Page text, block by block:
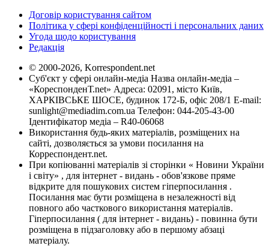
Договір користування сайтом
Політика у сфері конфіденційності і персональних даних
Угода щодо користування
Редакція
© 2000-2026, Korrespondent.net
Суб'єкт у сфері онлайн-медіа Назва онлайн-медіа –
«КореспонденТ.net» Адреса: 02091, місто Київ,
ХАРКІВСЬКЕ ШОСЕ, будинок 172-Б, офіс 208/1 E-mail:
sunlight@mediadim.com.ua Телефон: 044-205-43-00
Ідентифікатор медіа – R40-06068
Використання будь-яких матеріалів, розміщених на
сайті, дозволяється за умови посилання на
Корреспондент.net.
При копіюванні матеріалів зі сторінки « Новини України
і світу» , для інтернет - видань - обов'язкове пряме
відкрите для пошукових систем гіперпосилання .
Посилання має бути розміщена в незалежності від
повного або часткового використання матеріалів.
Гіперпосилання ( для інтернет - видань) - повинна бути
розміщена в підзаголовку або в першому абзаці
матеріалу.